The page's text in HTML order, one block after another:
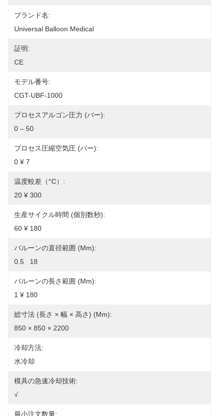
ブランド名:
Universal Balloon Medical
証明:
CE
モデル番号:
CGT-UBF-1000
プロセスアルゴン圧力 (バー):
0 – 50
プロセス圧縮空気圧 (バー):
0 ¥ 7
温度較差（°C）:
20 ¥ 300
生産サイクル時間 (個別数秒):
60 ¥ 180
バルーンの直径範囲 (mm):
0.5   18
バルーンの長さ範囲 (mm):
1 ¥ 180
総寸法 (長さ × 幅 × 高さ) (mm):
850 × 850 × 2200
冷却方法:
水冷却
模具の急速冷却技術:
√
最小注文数量: